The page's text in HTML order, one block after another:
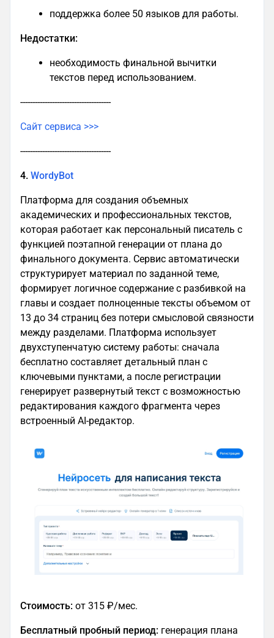
поддержка более 50 языков для работы.
Недостатки:
необходимость финальной вычитки
текстов перед использованием.
-------------------------------------
Сайт сервиса >>>
-------------------------------------
4. WordyBot
Платформа для создания объемных
академических и профессиональных текстов,
которая работает как персональный писатель с
функцией поэтапной генерации от плана до
финального документа. Сервис автоматически
структурирует материал по заданной теме,
формирует логичное содержание с разбивкой на
главы и создает полноценные тексты объемом от
13 до 34 страниц без потери смысловой связности
между разделами. Платформа использует
двухступенчатую систему работы: сначала
бесплатно составляет детальный план с
ключевыми пунктами, а после регистрации
генерирует развернутый текст с возможностью
редактирования каждого фрагмента через
встроенный AI-редактор.
Стоимость: от 315 ₽/мес.
Бесплатный пробный период: генерация плана